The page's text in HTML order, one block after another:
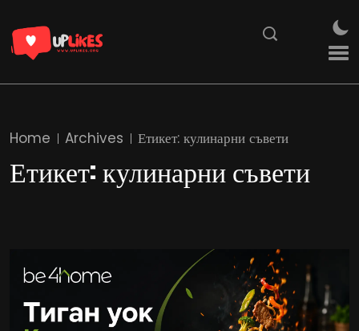
Home Archives Етикет: кулинарни съвети
Етикет:кулинарни съвети